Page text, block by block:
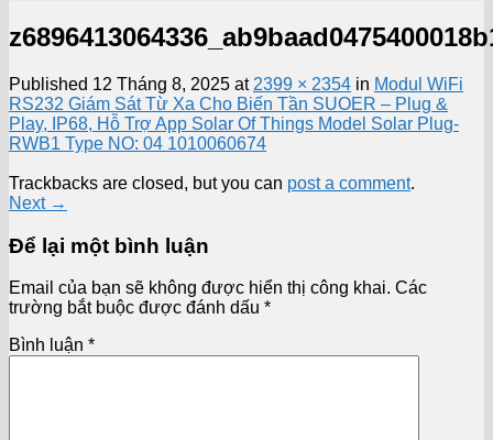
Published 12 Tháng 8, 2025 at 2399 × 2354 in Modul WiFi
RS232 Giám Sát Từ Xa Cho Biến Tần SUOER – Plug &
Play, IP68, Hỗ Trợ App Solar Of Things Model Solar Plug-
RWB1 Type NO: 04 1010060674
Trackbacks are closed, but you can post a comment.
Next →
Để lại một bình luận
Email của bạn sẽ không được hiển thị công khai. Các
trường bắt buộc được đánh dấu *
Bình luận *